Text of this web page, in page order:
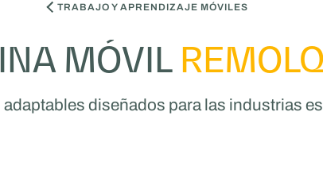
TRABAJO Y APRENDIZAJE MÓVILES
MÓVIL
diseñados para las industrias